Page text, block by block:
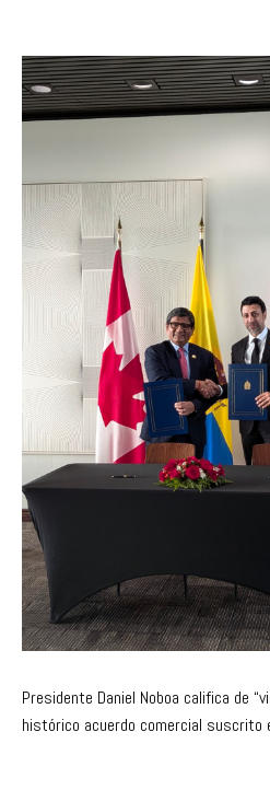
Presidente Daniel Noboa califica de
histórico acuerdo comercial suscrito